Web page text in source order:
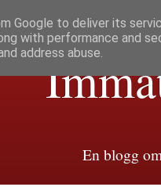
En blogg
Google to deliver its
with performance and
address abuse.